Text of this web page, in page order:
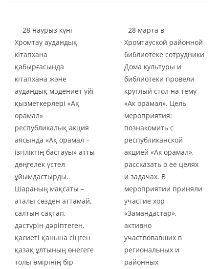
28 наурыз күні
Хромтау аудандық
кітапхана
қабырғасында
кітапхана және
аудандық мәдениет үйі
қызметкерлері «Ақ
орамал»
республикалық акция
аясында «Ақ орамал –
ізгіліктің бастауы» атты
дөңгелек үстел
ұйымдастырды.
Шараның мақсаты –
аталы сөзден аттамай,
салтын сақтап,
дәстүрін дәріптеген,
қасиеті қанына сіңген
қазақ ұлтының өнегеге
толы өмірінің бір
28 марта в
Хромтауской районной
библиотеке сотрудники
Дома культуры и
библиотеки провели
круглый стол на тему
«Ак орамал». Цель
мероприятия:
познакомить с
республиканской
акцией «Ак орамал»,
рассказать о ее целях
и задачах. В
мероприятии приняли
участие хор
«Замандастар»,
активно
участвовавших в
региональных и
районных